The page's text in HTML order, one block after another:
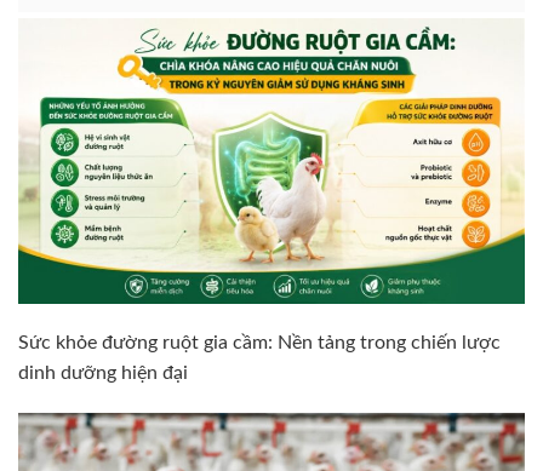
Sức khỏe đường ruột gia cầm: Nền tảng trong chiến lược
dinh dưỡng hiện đại